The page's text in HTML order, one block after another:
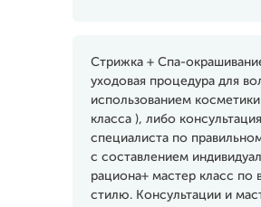
Стрижка + Спа-
уходовая процедура для
использованием
класса ), либо
специалиста по
с составлением
рациона+ мастер класс по
стилю. Консультации и